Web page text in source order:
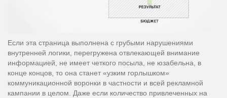
Если эта страница выполнена с грубыми нарушениями
внутренней логики, перегружена отвлекающей внимание
информацией, не имеет четкого посыла, не юзабельна, в
конце концов, то она станет «узким горлышком»
коммуникационной воронки в частности и всей рекламной
кампании в целом. Даже если количество привлеченных на